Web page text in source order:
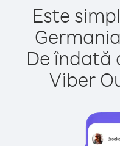
Este
De îndată
Viber